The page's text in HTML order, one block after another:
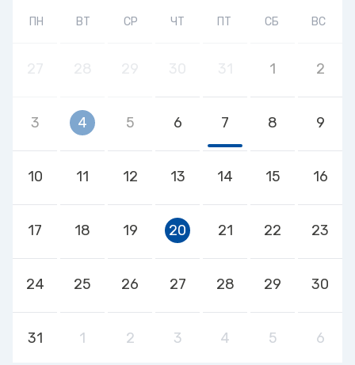
ПН ВТ СР ЧТ ПТ СБ ВС
1 2
3 4 5 6 7 8 9
10 11 12 13 14 15 16
17 18 19 20 21 22 23
24 25 26 27 28 29 30
31 1 2 3 4 5 6